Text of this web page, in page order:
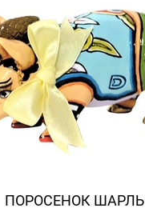
ПОРОСЕНОК ШАРЛЬ